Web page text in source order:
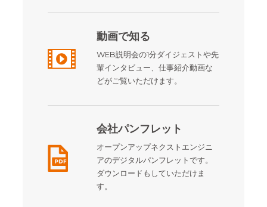
動画で知る
WEB説明会の1分ダイジェストや先
輩インタビュー、仕事紹介動画な
どがご覧いただけます。
会社パンフレット
オープンアップネクストエンジニ
アのデジタルパンフレットです。
ダウンロードもしていただけま
す。